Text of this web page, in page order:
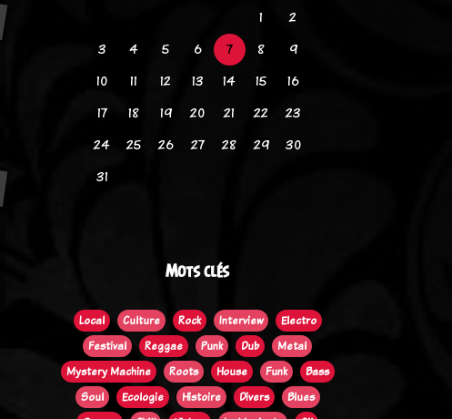
1
2
3
4 5 6 7 8
9
10
11 12 13 14 15
16
17
18 19 20 21 22
23
24
25 26 27 28 29
30
31
Mots clés
Local Culture Rock Interview
Electro
Festival
Reggae Punk Dub
Metal
Mystery Machine
Roots House Funk
Bass
Soul
Ecologie Histoire Divers
Blues